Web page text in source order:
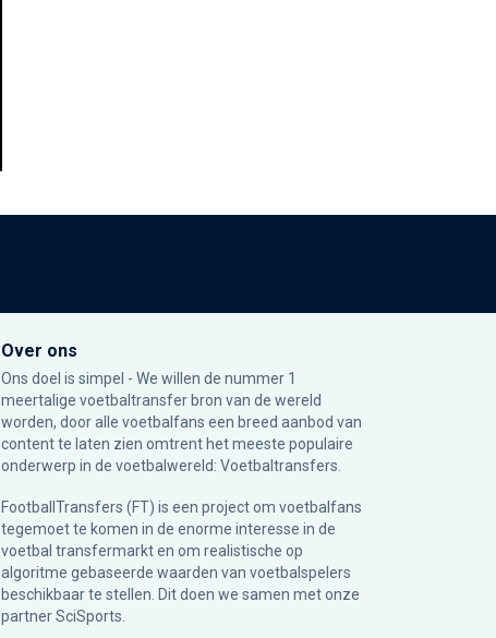
Over ons
Ons doel is simpel - We willen de nummer 1
meertalige voetbaltransfer bron van de wereld
worden, door alle voetbalfans een breed aanbod van
content te laten zien omtrent het meeste populaire
onderwerp in de voetbalwereld: Voetbaltransfers.
FootballTransfers (FT) is een project om voetbalfans
tegemoet te komen in de enorme interesse in de
voetbal transfermarkt en om realistische op
algoritme gebaseerde waarden van voetbalspelers
beschikbaar te stellen. Dit doen we samen met onze
partnerSciSports